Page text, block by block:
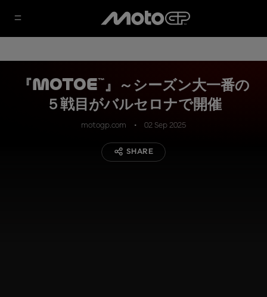
『MotoE™』～シーズン大一番の
５戦目がバルセロナで開催
motogp.com 02 Sep 2025
SHARE